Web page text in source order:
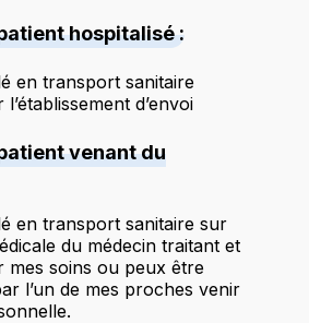
hospitalisé :
en transport sanitaire
d’envoi
venant du
en transport sanitaire sur
du médecin traitant et
mes soins ou peux être
l’un de mes proches venir